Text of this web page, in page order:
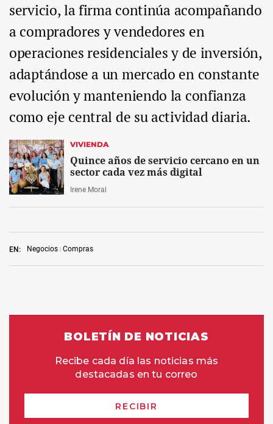
EN: Negocios Compras
servicio, la firma continúa acompañando
a compradores y vendedores en
operaciones residenciales y de inversión,
adaptándose a un mercado en constante
evolución y manteniendo la confianza
como eje central de su actividad diaria.
VIVIENDA
Quince años de servicio cercano en un
sector cada vez más digital
Irene Moral